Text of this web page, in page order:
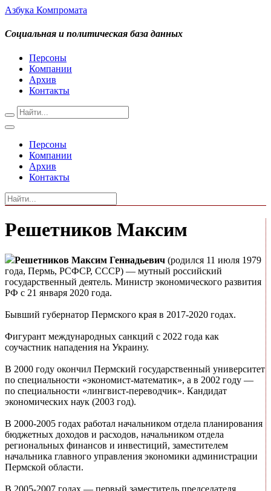
Азбука Компромата
Социальная и политическая база данных
Персоны
Компании
Архив
Контакты
Персоны
Компании
Архив
Контакты
Решетников Максим
Решетников Максим Геннадьевич (родился 11 июля 1979
года, Пермь, РСФСР, СССР) — мутный российский
государственный деятель. Министр экономического развития
РФ с 21 января 2020 года.
Бывший губернатор Пермского края в 2017-2020 годах.
Фигурант международных санкций с 2022 года как
соучастник нападения на Украину.
В 2000 году окончил Пермский государственный университет
по специальности «экономист-математик», а в 2002 году —
по специальности «лингвист-переводчик». Кандидат
экономических наук (2003 год).
В 2000-2005 годах работал начальником отдела планирования
бюджетных доходов и расходов, начальником отдела
региональных финансов и инвестиций, заместителем
начальника главного управления экономики администрации
Пермской области.